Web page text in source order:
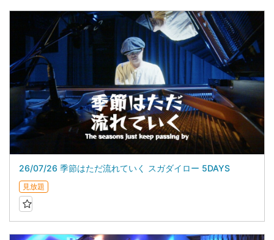
26/07/26 季節はただ流れていく スガダイロー 5DAYS
見放題